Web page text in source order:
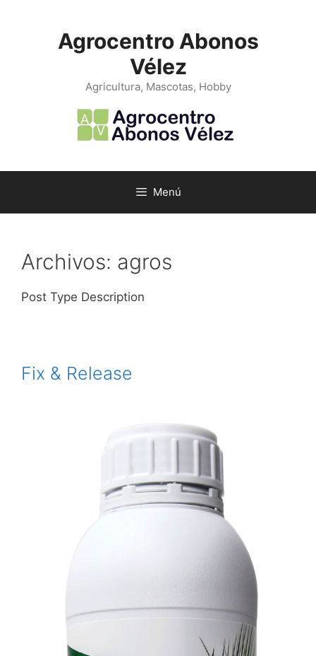
Agrocentro Abonos
Vélez
Agricultura, Mascotas, Hobby
Menú
Archivos: agros
Post Type Description
Fix & Release